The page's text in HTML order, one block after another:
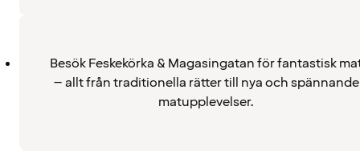
Besök Feskekörka & Magasingatan för fantastisk
– allt från traditionella rätter till nya och spännande
matupplevelser.